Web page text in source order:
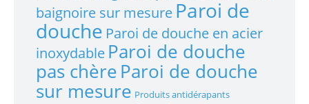
baignoire sur mesure Paroi de
douche Paroi de douche en acier
inoxydable Paroi de douche
pas chèreParoi de douche
sur mesure Produits antidérapants